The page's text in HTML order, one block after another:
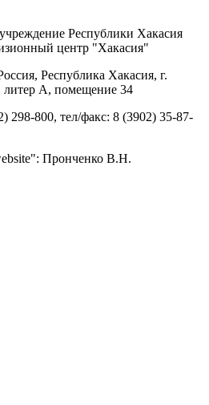
Республики Хакасия
центр "Хакасия"
Республика Хакасия, г.
литер А, помещение 34
298-800, тел/факс: 8 (3902) 35-87-
Пронченко В.Н.